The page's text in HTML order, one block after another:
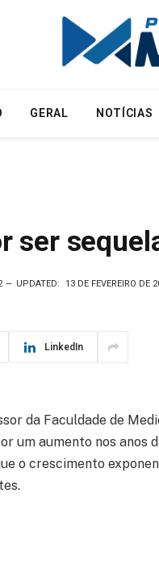
GERAL NOTÍCIAS
ser
UPDATED: 13 DE FEVEREIRO DE
LinkedIn
da Faculdade de
um aumento nos anos
o crescimento